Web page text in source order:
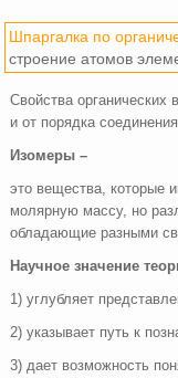
Шпаргалка по
строение атомов
Свойства органических
и от порядка
Изомеры –
это вещества, которые
молярную массу, но
обладающие разными
Научное значение
1) углубляет
2) указывает путь к
3) дает возможность